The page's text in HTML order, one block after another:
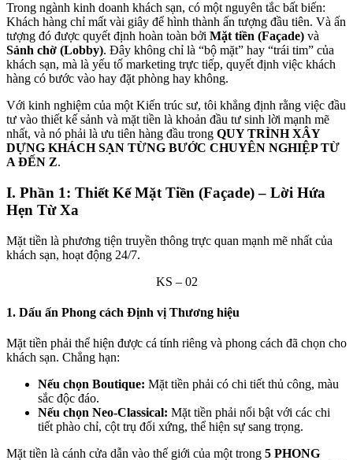
Trong ngành kinh doanh khách sạn, có một nguyên tắc bất biến:
Khách hàng chỉ mất vài giây để hình thành ấn tượng đầu tiên. Và ấn
tượng đó được quyết định hoàn toàn bởi Mặt tiền (Façade) và
Sảnh chờ (Lobby). Đây không chỉ là “bộ mặt” hay “trái tim” của
khách sạn, mà là yếu tố marketing trực tiếp, quyết định việc khách
hàng có bước vào hay đặt phòng hay không.
Với kinh nghiệm của một Kiến trúc sư, tôi khẳng định rằng việc đầu
tư vào thiết kế sảnh và mặt tiền là khoản đầu tư sinh lời mạnh mẽ
nhất, và nó phải là ưu tiên hàng đầu trong QUY TRÌNH XÂY
DỰNG KHÁCH SẠN TỪNG BƯỚC CHUYÊN NGHIỆP TỪ
A ĐẾN Z.
I. Phần 1: Thiết Kế Mặt Tiền (Façade) – Lời Hứa
Hẹn Từ Xa
Mặt tiền là phương tiện truyền thông trực quan mạnh mẽ nhất của
khách sạn, hoạt động 24/7.
KS – 02
1. Dấu ấn Phong cách Định vị Thương hiệu
Mặt tiền phải thể hiện được cá tính riêng và phong cách đã chọn cho
khách sạn. Chẳng hạn:
Nếu chọn Boutique: Mặt tiền phải có chi tiết thủ công, màu
sắc độc đáo.
Nếu chọn Neo-Classical: Mặt tiền phải nổi bật với các chi
tiết phào chỉ, cột trụ đối xứng, thể hiện sự sang trọng.
Mặt tiền là cánh cửa dẫn vào thế giới của một trong 5 PHONG